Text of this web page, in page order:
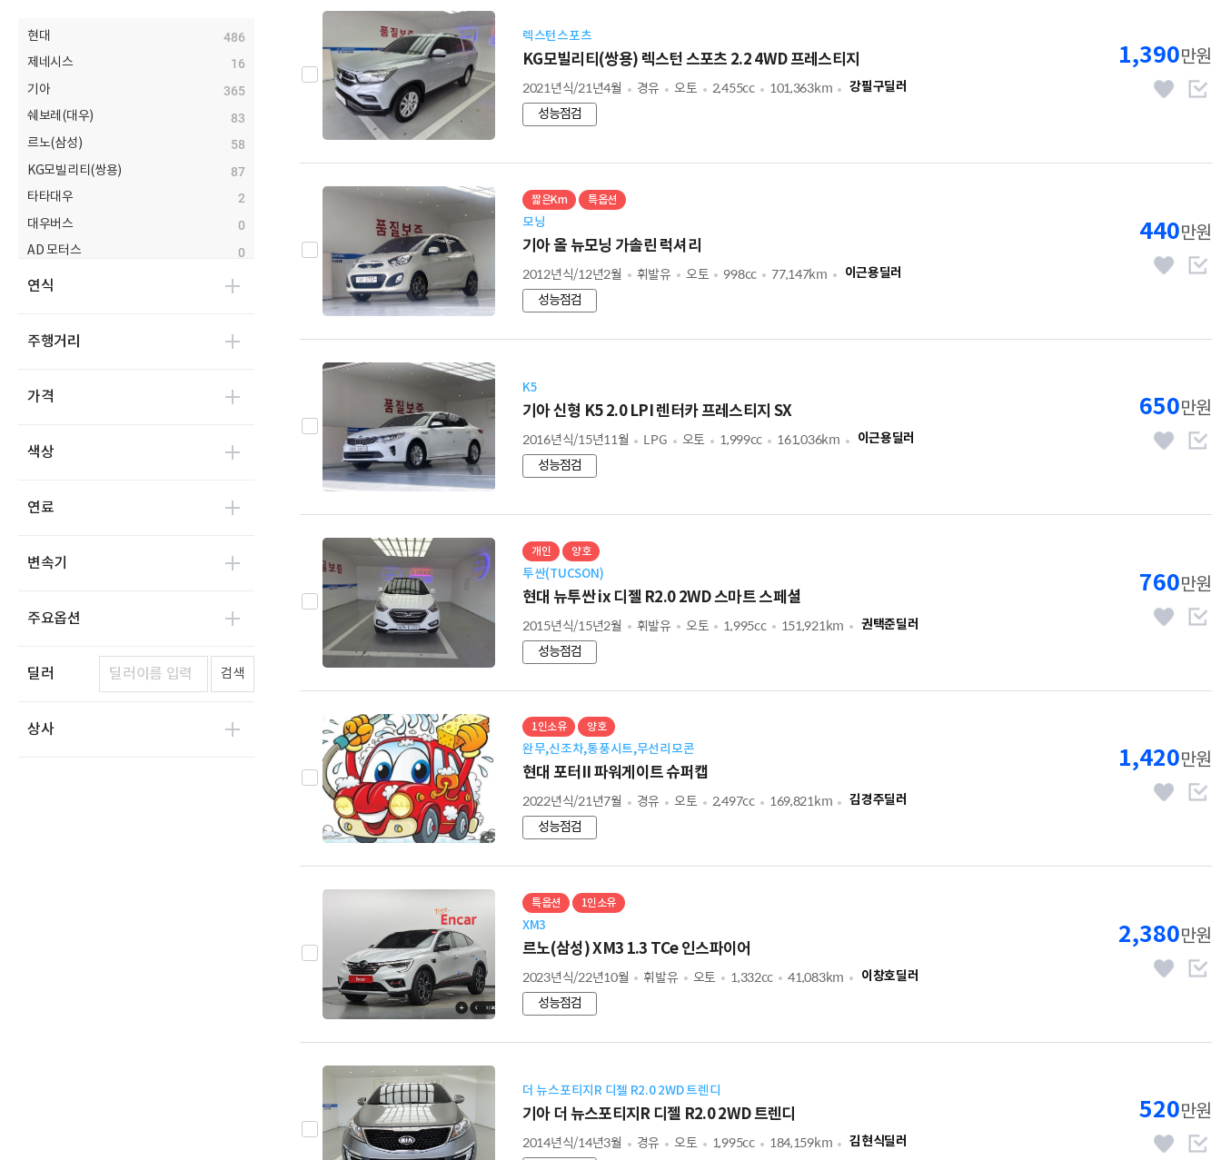
현대
486
제네시스
16
기아
365
쉐보레(대우)
83
르노(삼성)
58
KG모빌리티(쌍용)
87
타타대우
2
대우버스
0
AD 모터스
0
비바모빌리티(JJ 모터스)
범한자동차
마스타
이비온
파워프라자
0
한국쓰리축
0
한국특장기술
연식
주행거리
가격
색상
연료
변속기
주요옵션
딜러 검색
상사
렉스턴스포츠
KG모빌리티(쌍용) 렉스턴 스포츠 2.2 4WD 프레스티지
2021년식/21년4월 경유 오토 2,455cc 101,363km
강필구딜러
성능점검
1,390만원
짧은Km 특옵션
모닝
기아 올 뉴모닝 가솔린 럭셔리
2012년식/12년2월 휘발유 오토 998cc 77,147km
이근용딜러
성능점검
440만원
K5
기아 신형 K5 2.0 LPI 렌터카 프레스티지 SX
2016년식/15년11월 LPG 오토 1,999cc 161,036km
이근용딜러
성능점검
650만원
개인 양호
투싼(TUCSON)
현대 뉴투싼 ix 디젤 R2.0 2WD 스마트 스페셜
2015년식/15년2월 휘발유 오토 1,995cc 151,921km
권택준딜러
성능점검
760만원
1인소유 양호
완무,신조차,통풍시트,무선리모콘
현대 포터II 파워게이트 슈퍼캡
2022년식/21년7월 경유 오토 2,497cc 169,821km
김경주딜러
성능점검
1,420만원
특옵션 1인소유
XM3
르노(삼성) XM3 1.3 TCe 인스파이어
2023년식/22년10월 휘발유 오토 1,332cc 41,083km
이창호딜러
성능점검
2,380만원
더 뉴스포티지R 디젤 R2.0 2WD 트렌디
기아 더 뉴스포티지R 디젤 R2.0 2WD 트렌디
2014년식/14년3월 경유 오토 1,995cc 184,159km
김현식딜러
520만원